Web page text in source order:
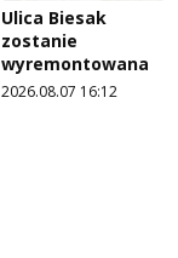
Ulica Biesak
zostanie
wyremontowana
2026.08.07 16:12